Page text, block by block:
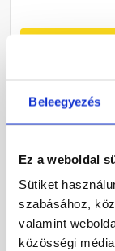
Beleegyezés
Ez a weboldal
Sütiket
szabásához,
valamint
közösségi
Leier virágtartó
gyöngykavicsos